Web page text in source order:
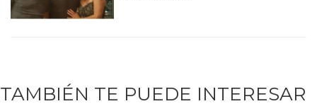
TAMBIÉN TE PUEDE INTERESAR